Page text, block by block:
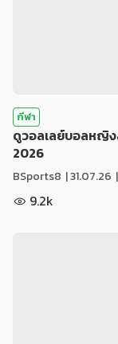
กีฬา
ดูวอลเลย์บอลหญิง
2026
BSports8 |31.07.26
9.2k